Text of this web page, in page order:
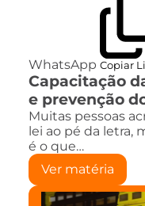
WhatsApp Copiar
Capacitação
e prevenção
Muitas pessoas
lei ao pé da letra,
é o que…
Ver matéria